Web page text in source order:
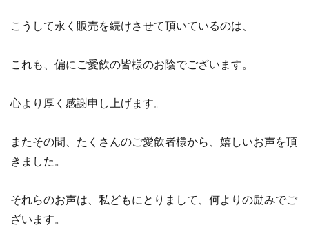
こうして永く販売を続けさせて頂いているのは、
これも、偏にご愛飲の皆様のお陰でございます。
心より厚く感謝申し上げます。
またその間、たくさんのご愛飲者様から、嬉しいお声を頂
きました。
それらのお声は、私どもにとりまして、何よりの励みでご
ざいます。